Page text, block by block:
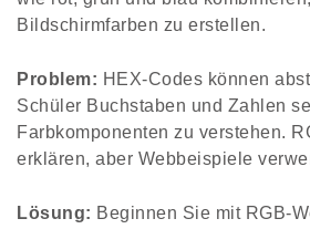
Bildschirmfarben zu erstellen.
Problem: HEX-Codes können
Schüler Buchstaben und Zahlen
Farbkomponenten zu verstehen.
erklären, aber Webbeispiele
Lösung: Beginnen Sie mit RGB-